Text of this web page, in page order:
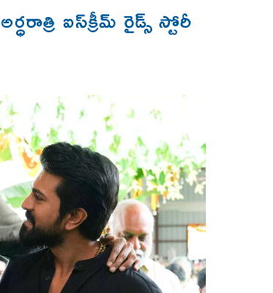
ఐస్‌క్రీమ్ రైడ్స్ స్టోరీ